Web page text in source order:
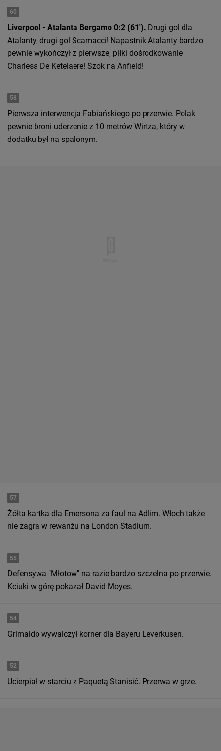
60
Liverpool - Atalanta Bergamo 0:2 (61'). Drugi gol dla
Atalanty, drugi gol Scamacci! Napastnik Atalanty bardzo
pewnie wykończył z pierwszej piłki dośrodkowanie
Charlesa De Ketelaere! Szok na Anfield!
58
Pierwsza interwencja Fabiańskiego po przerwie. Polak
pewnie broni uderzenie z 10 metrów Wirtza, który w
dodatku był na spalonym.
57
Żółta kartka dla Emersona za faul na Adlim. Włoch także
nie zagra w rewanżu na London Stadium.
55
Defensywa "Młotow" na razie bardzo szczelna po przerwie.
Kciuki w górę pokazał David Moyes.
54
Grimaldo wywalczył korner dla Bayeru Leverkusen.
52
Ucierpiał w starciu z Paquetą Stanisić. Przerwa w grze.